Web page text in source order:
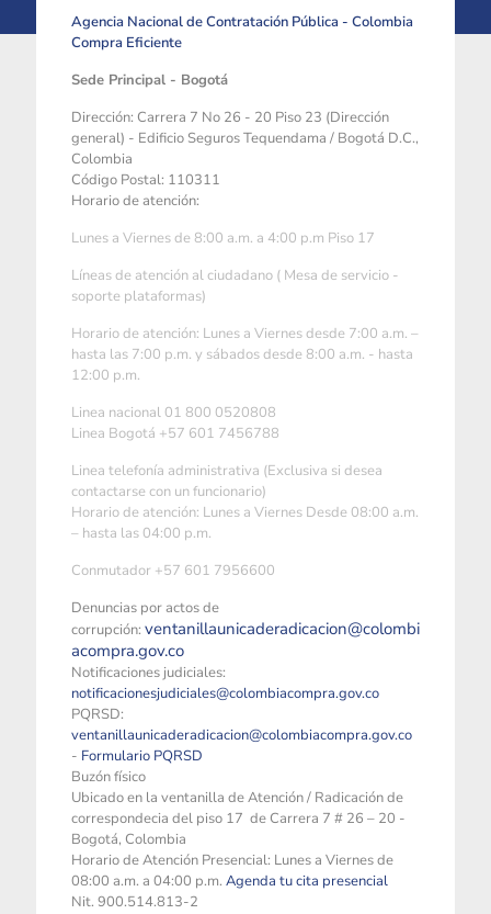
Agencia Nacional de Contratación Pública - Colombia
Compra Eficiente
Sede Principal - Bogotá
Dirección: Carrera 7 No 26 - 20 Piso 23 (Dirección
general) - Edificio Seguros Tequendama / Bogotá D.C.,
Colombia
Código Postal: 110311
Horario de atención:
Lunes a Viernes de 8:00 a.m. a 4:00 p.m Piso 17
Líneas de atención al ciudadano ( Mesa de servicio -
soporte plataformas)
Horario de atención: Lunes a Viernes desde 7:00 a.m. –
hasta las 7:00 p.m. y sábados desde 8:00 a.m. - hasta
12:00 p.m.
Linea nacional 01 800 0520808
Linea Bogotá +57 601 7456788
Linea telefonía administrativa (Exclusiva si desea
contactarse con un funcionario)
Horario de atención: Lunes a Viernes Desde 08:00 a.m.
– hasta las 04:00 p.m.
Conmutador +57 601 7956600
Denuncias por actos de
corrupción: ventanillaunicaderadicacion@colombi
acompra.gov.co
Notificaciones judiciales:
notificacionesjudiciales@colombiacompra.gov.co
PQRSD:
ventanillaunicaderadicacion@colombiacompra.gov.co
- Formulario PQRSD
Buzón físico
Ubicado en la ventanilla de Atención / Radicación de
correspondecia del piso 17 de Carrera 7 # 26 – 20 -
Bogotá, Colombia
Horario de Atención Presencial: Lunes a Viernes de
08:00 a.m. a 04:00 p.m. Agenda tu cita presencial
Nit. 900.514.813-2